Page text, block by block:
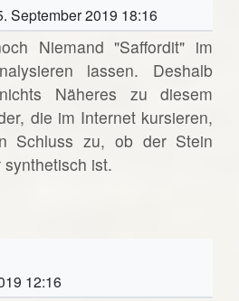
September 2019 18:16
Niemand "Saffordit" im
lassen. Deshalb
Näheres zu diesem
die im Internet kursieren,
Schluss zu, ob der Stein
ist.
12:16